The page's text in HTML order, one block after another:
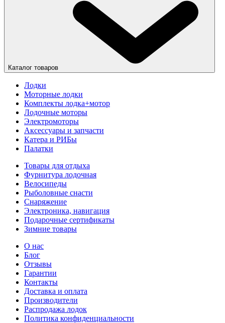
Каталог товаров
Лодки
Моторные лодки
Комплекты лодка+мотор
Лодочные моторы
Электромоторы
Аксессуары и запчасти
Катера и РИБы
Палатки
Товары для отдыха
Фурнитура лодочная
Велосипеды
Рыболовные снасти
Снаряжение
Электроника, навигация
Подарочные сертификаты
Зимние товары
О нас
Блог
Отзывы
Гарантии
Контакты
Доставка и оплата
Производители
Распродажа лодок
Политика конфиденциальности